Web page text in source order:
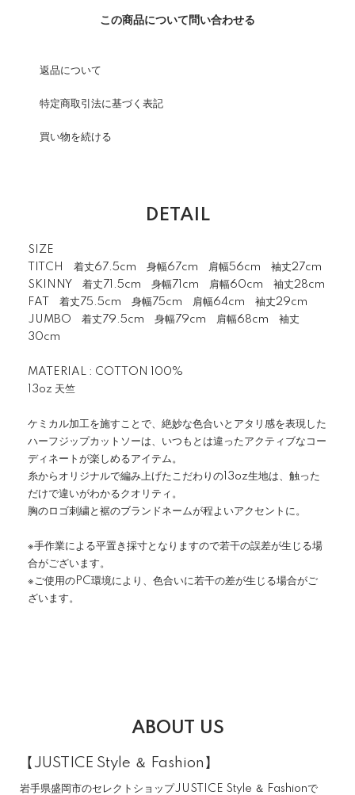
この商品について問い合わせる
返品について
特定商取引法に基づく表記
買い物を続ける
DETAIL
SIZE
TITCH 着丈67.5cm 身幅67cm 肩幅56cm 袖丈27cm
SKINNY 着丈71.5cm 身幅71cm 肩幅60cm 袖丈28cm
FAT 着丈75.5cm 身幅75cm 肩幅64cm 袖丈29cm
JUMBO 着丈79.5cm 身幅79cm 肩幅68cm 袖丈
30cm
MATERIAL : COTTON 100%
13oz 天竺
ケミカル加工を施すことで、絶妙な色合いとアタリ感を表現した
ハーフジップカットソーは、いつもとは違ったアクティブなコー
ディネートが楽しめるアイテム。
糸からオリジナルで編み上げたこだわりの13oz生地は、触った
だけで違いがわかるクオリティ。
胸のロゴ刺繍と裾のブランドネームが程よいアクセントに。
※手作業による平置き採寸となりますので若干の誤差が生じる場
合がございます。
※ご使用のPC環境により、色合いに若干の差が生じる場合がご
ざいます。
ABOUT US
【JUSTICE Style ＆ Fashion】
岩手県盛岡市のセレクトショップJUSTICE Style ＆ Fashionで